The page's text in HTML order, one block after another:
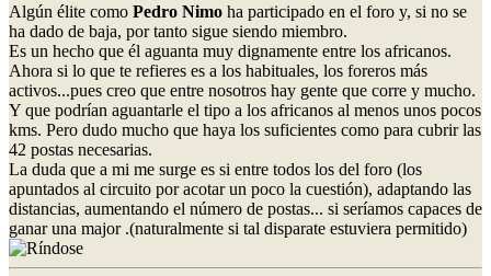
Algún élite como Pedro Nimo ha participado en el foro y, si no se
ha dado de baja, por tanto sigue siendo miembro.
Es un hecho que él aguanta muy dignamente entre los africanos.
Ahora si lo que te refieres es a los habituales, los foreros más
activos...pues creo que entre nosotros hay gente que corre y mucho.
Y que podrían aguantarle el tipo a los africanos al menos unos pocos
kms. Pero dudo mucho que haya los suficientes como para cubrir las
42 postas necesarias.
La duda que a mi me surge es si entre todos los del foro (los
apuntados al circuito por acotar un poco la cuestión), adaptando las
distancias, aumentando el número de postas... si seríamos capaces de
ganar una major .(naturalmente si tal disparate estuviera permitido)